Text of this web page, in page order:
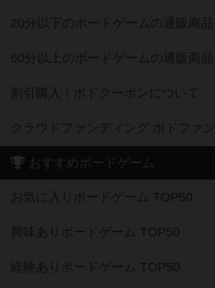
20分以下のボードゲームの通販商品
60分以上のボードゲームの通販商品
割引購入！ボドクーポンについて
クラウドファンディング ボドファン
おすすめボードゲーム
お気に入りボードゲーム TOP50
興味ありボードゲーム TOP50
経験ありボードゲーム TOP50